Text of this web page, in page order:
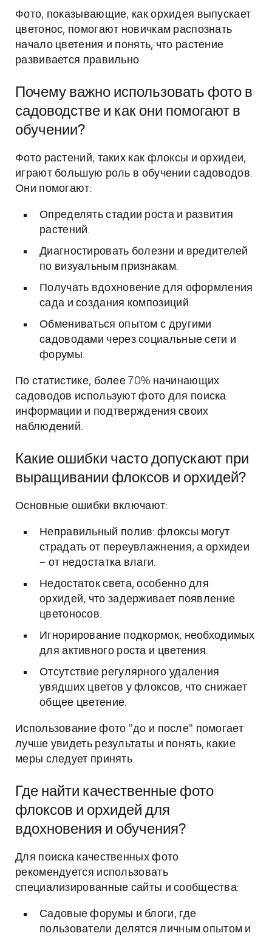
Фото, показывающие, как орхидея выпускает
цветонос, помогают новичкам распознать
начало цветения и понять, что растение
развивается правильно.
Почему важно использовать фото в
садоводстве и как они помогают в
обучении?
Фото растений, таких как флоксы и орхидеи,
играют большую роль в обучении садоводов.
Они помогают:
Определять стадии роста и развития
растений.
Диагностировать болезни и вредителей
по визуальным признакам.
Получать вдохновение для оформления
сада и создания композиций.
Обмениваться опытом с другими
садоводами через социальные сети и
форумы.
По статистике, более 70% начинающих
садоводов используют фото для поиска
информации и подтверждения своих
наблюдений.
Какие ошибки часто допускают при
выращивании флоксов и орхидей?
Основные ошибки включают:
Неправильный полив: флоксы могут
страдать от переувлажнения, а орхидеи
– от недостатка влаги.
Недостаток света, особенно для
орхидей, что задерживает появление
цветоносов.
Игнорирование подкормок, необходимых
для активного роста и цветения.
Отсутствие регулярного удаления
увядших цветов у флоксов, что снижает
общее цветение.
Использование фото "до и после" помогает
лучше увидеть результаты и понять, какие
меры следует принять.
Где найти качественные фото
флоксов и орхидей для
вдохновения и обучения?
Для поиска качественных фото
рекомендуется использовать
специализированные сайты и сообщества:
Садовые форумы и блоги, где
пользователи делятся личным опытом и